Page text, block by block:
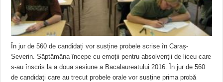
În jur de 560 de candidați vor susține probele scrise în Caraș-
Severin. Săptămâna începe cu emoții pentru absolvenții de liceu care
s-au înscris la a doua sesiune a Bacalaureatului 2016. În jur de 560
de candidați care au trecut probele orale vor susține prima probă